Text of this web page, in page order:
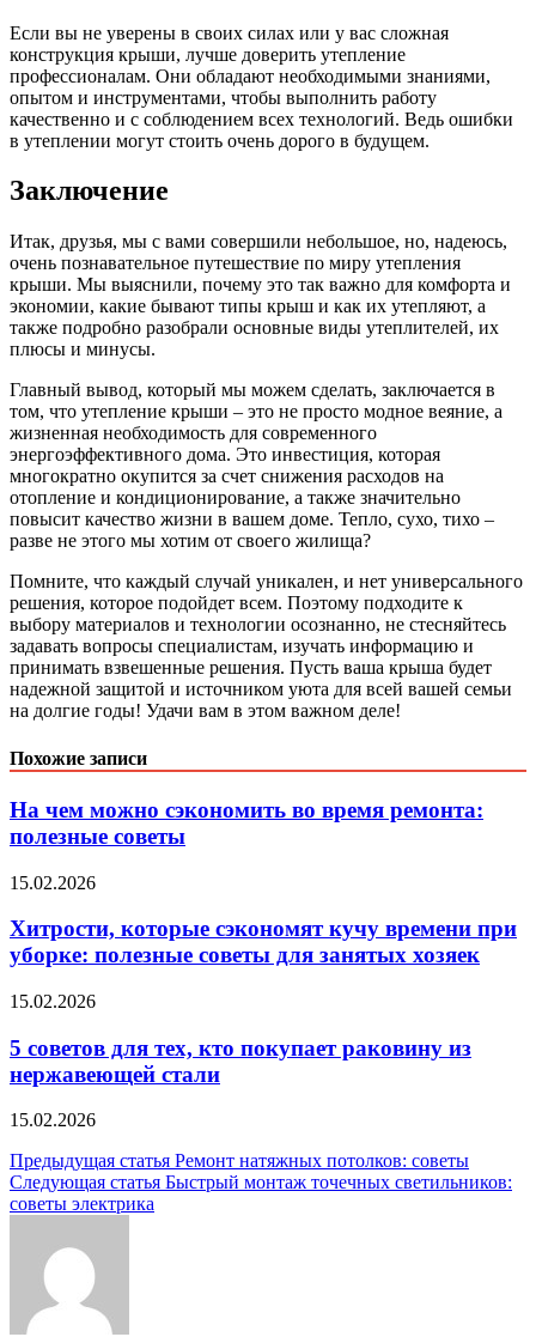
Если вы не уверены в своих силах или у вас сложная
конструкция крыши, лучше доверить утепление
профессионалам. Они обладают необходимыми знаниями,
опытом и инструментами, чтобы выполнить работу
качественно и с соблюдением всех технологий. Ведь ошибки
в утеплении могут стоить очень дорого в будущем.
Заключение
Итак, друзья, мы с вами совершили небольшое, но, надеюсь,
очень познавательное путешествие по миру утепления
крыши. Мы выяснили, почему это так важно для комфорта и
экономии, какие бывают типы крыш и как их утепляют, а
также подробно разобрали основные виды утеплителей, их
плюсы и минусы.
Главный вывод, который мы можем сделать, заключается в
том, что утепление крыши – это не просто модное веяние, а
жизненная необходимость для современного
энергоэффективного дома. Это инвестиция, которая
многократно окупится за счет снижения расходов на
отопление и кондиционирование, а также значительно
повысит качество жизни в вашем доме. Тепло, сухо, тихо –
разве не этого мы хотим от своего жилища?
Помните, что каждый случай уникален, и нет универсального
решения, которое подойдет всем. Поэтому подходите к
выбору материалов и технологии осознанно, не стесняйтесь
задавать вопросы специалистам, изучать информацию и
принимать взвешенные решения. Пусть ваша крыша будет
надежной защитой и источником уюта для всей вашей семьи
на долгие годы! Удачи вам в этом важном деле!
Похожие записи
На чем можно сэкономить во время ремонта:
полезные советы
15.02.2026
Хитрости, которые сэкономят кучу времени при
уборке: полезные советы для занятых хозяек
15.02.2026
5 советов для тех, кто покупает раковину из
нержавеющей стали
15.02.2026
Навигация
по
Предыдущая статья Ремонт натяжных потолков: советы
Следующая статья Быстрый монтаж точечных светильников:
советы электрика